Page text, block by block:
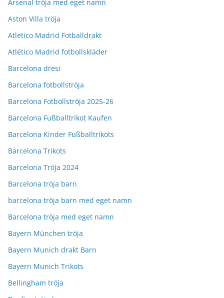
Arsenal tröja med eget namn
Aston Villa tröja
Atletico Madrid Fotballdrakt
Atlético Madrid fotbollskläder
Barcelona dresi
Barcelona fotbollströja
Barcelona Fotbollströja 2025-26
Barcelona Fußballtrikot Kaufen
Barcelona Kinder Fußballtrikots
Barcelona Trikots
Barcelona Tröja 2024
Barcelona tröja barn
barcelona tröja barn med eget namn
Barcelona tröja med eget namn
Bayern München tröja
Bayern Munich drakt Barn
Bayern Munich Trikots
Bellingham tröja